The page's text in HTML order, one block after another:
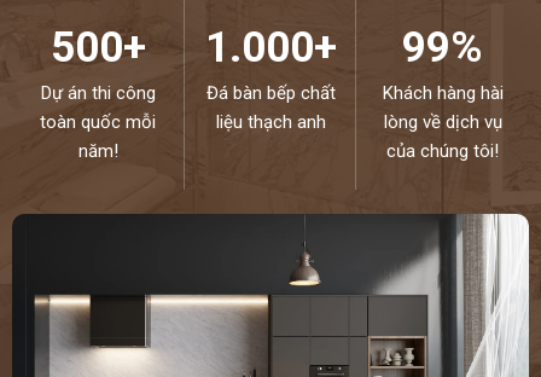
500+
Dự án thi công
toàn quốc mỗi
năm!
1.000+
Đá bàn bếp chất
liệu thạch anh
99%
Khách hàng hài
lòng về dịch vụ
của chúng tôi!